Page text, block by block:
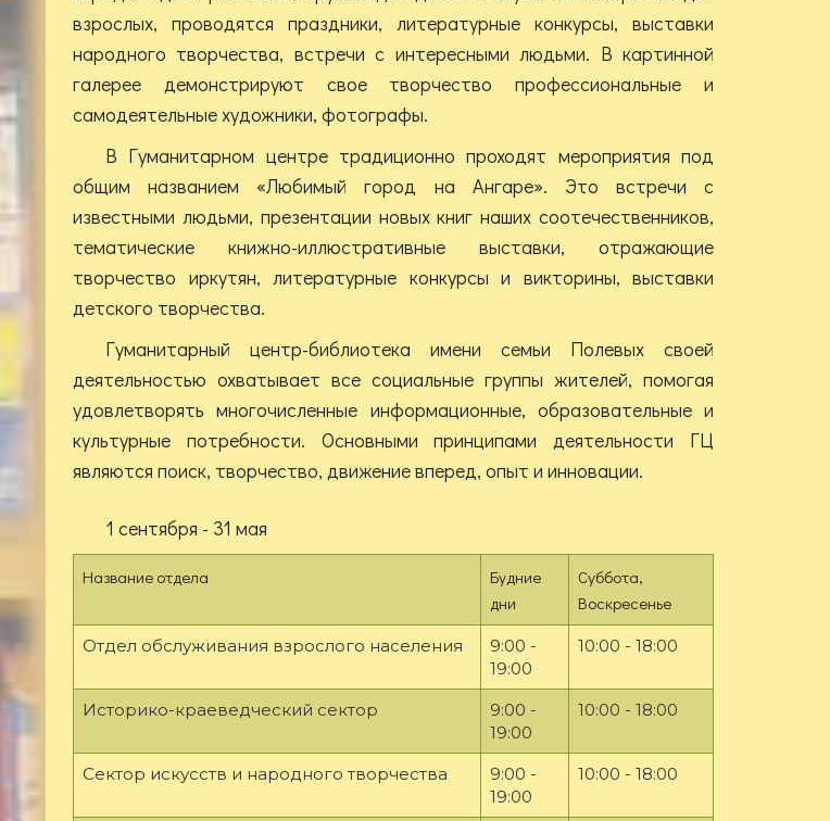
взрослых, проводятся праздники, литературные конкурсы, выставки
народного творчества, встречи с интересными людьми. В картинной
галерее демонстрируют свое творчество профессиональные и
самодеятельные художники, фотографы.
В Гуманитарном центре традиционно проходят мероприятия под
общим названием «Любимый город на Ангаре». Это встречи с
известными людьми, презентации новых книг наших соотечественников,
тематические книжно-иллюстративные выставки, отражающие
творчество иркутян, литературные конкурсы и викторины, выставки
детского творчества.
Гуманитарный центр-библиотека имени семьи Полевых своей
деятельностью охватывает все социальные группы жителей, помогая
удовлетворять многочисленные информационные, образовательные и
культурные потребности. Основными принципами деятельности ГЦ
являются поиск, творчество, движение вперед, опыт и инновации.
1 сентября - 31 мая
Название отдела
Будние
дни
Суббота,
Воскресенье
Отдел обслуживания взрослого населения
9:00 -
19:00
10:00 - 18:00
Историко-краеведческий сектор
9:00 -
19:00
10:00 - 18:00
Сектор искусств и народного творчества
9:00 -
19:00
10:00 - 18:00